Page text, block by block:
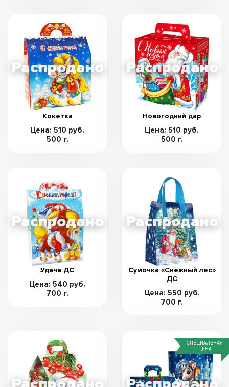
Кокетка
Цена: 510 руб.
500 г.
Новогодний дар
Цена: 510 руб.
500 г.
Удача ДС
Цена: 540 руб.
700 г.
Сумочка «Снежный лес»
ДС
Цена: 550 руб.
700 г.
СПЕЦИАЛЬНАЯ
ЦЕНА